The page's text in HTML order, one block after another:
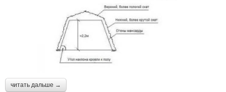
читать дальше →